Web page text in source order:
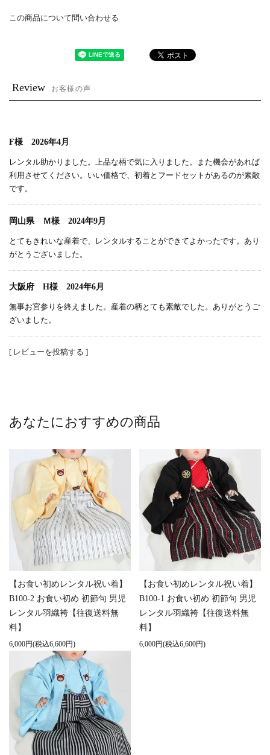
この商品について問い合わせる
Review お客様の声
F様 2026年4月
レンタル助かりました。上品な柄で気に入りました。また機会があれば
利用させてください。いい価格で、初着とフードセットがあるのが素敵
です。
岡山県 Ｍ様 2024年9月
とてもきれいな産着で、レンタルすることができてよかったです。あり
がとうございました。
大阪府 H様 2024年6月
無事お宮参りを終えました。産着の柄とても素敵でした。ありがとうご
ざいました。
[ レビューを投稿する ]
あなたにおすすめの商品
【お食い初めレンタル祝い着】
B100-2 お食い初め 初節句 男児
レンタル羽織袴【往復送料無
料】
6,000円(税込6,600円)
【お食い初めレンタル祝い着】
B100-1 お食い初め 初節句 男児
レンタル羽織袴【往復送料無
料】
6,000円(税込6,600円)